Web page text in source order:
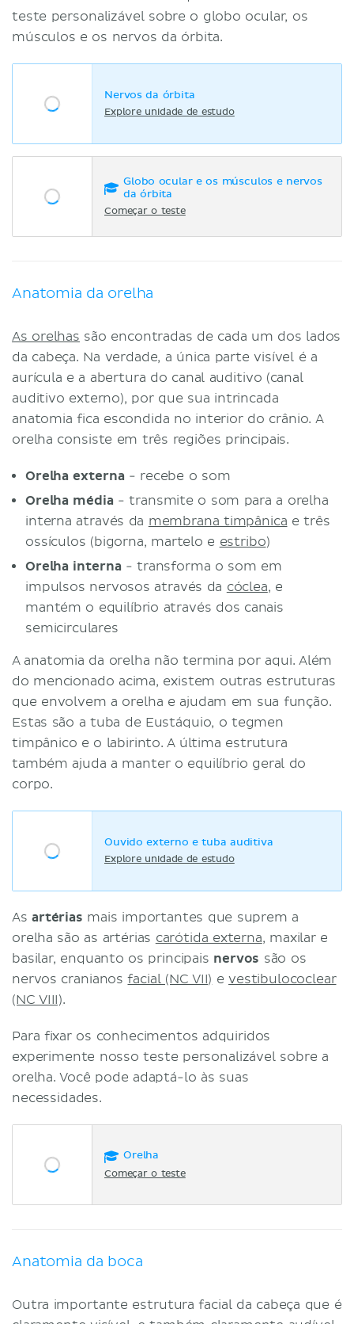
teste personalizável sobre o globo ocular, os
músculos e os nervos da órbita.
Nervos da órbita
Explore unidade de estudo
Globo ocular e os músculos e nervos
da órbita
Começar o teste
Anatomia da orelha
As orelhas são encontradas de cada um dos lados
da cabeça. Na verdade, a única parte visível é a
aurícula e a abertura do canal auditivo (canal
auditivo externo), por que sua intrincada
anatomia fica escondida no interior do crânio. A
orelha consiste em três regiões principais.
Orelha externa - recebe o som
Orelha média - transmite o som para a orelha
interna através da membrana timpânica e três
ossículos (bigorna, martelo e estribo)
Orelha interna - transforma o som em
impulsos nervosos através da cóclea, e
mantém o equilíbrio através dos canais
semicirculares
A anatomia da orelha não termina por aqui. Além
do mencionado acima, existem outras estruturas
que envolvem a orelha e ajudam em sua função.
Estas são a tuba de Eustáquio, o tegmen
timpânico e o labirinto. A última estrutura
também ajuda a manter o equilíbrio geral do
corpo.
Ouvido externo e tuba auditiva
Explore unidade de estudo
Asartérias mais importantes que suprem a
orelha são as artérias carótida externa, maxilar e
basilar, enquanto os principais nervos são os
nervos cranianosfacial (NC VII) evestibulococlear
(NC VIII).
Para fixar os conhecimentos adquiridos
experimente nosso teste personalizável sobre a
orelha. Você pode adaptá-lo às suas
necessidades.
Orelha
Começar o teste
Anatomia da boca
Outra importante estrutura facial da cabeça que é